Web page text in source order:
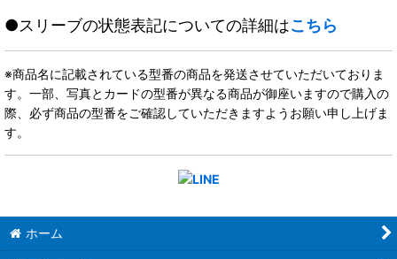
●スリーブの状態表記についての詳細はこちら
※商品名に記載されている型番の商品を発送させていただいておりま
す。一部、写真とカードの型番が異なる商品が御座いますので購入の
際、必ず商品の型番をご確認していただきますようお願い申し上げま
す。
ホーム